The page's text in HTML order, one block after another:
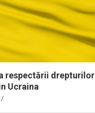
respectării drepturilor
Ucraina